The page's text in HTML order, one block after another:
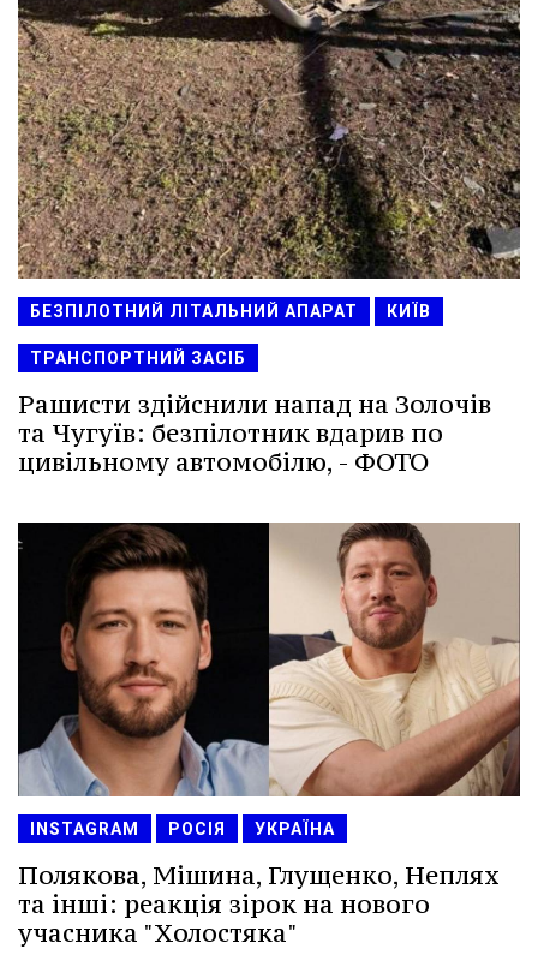
БЕЗПІЛОТНИЙ ЛІТАЛЬНИЙ АПАРАТ КИЇВ
ТРАНСПОРТНИЙ ЗАСІБ
Рашисти здійснили напад на Золочів
та Чугуїв: безпілотник вдарив по
цивільному автомобілю, - ФОТО
INSTAGRAM РОСІЯ УКРАЇНА
Полякова, Мішина, Глущенко, Неплях
та інші: реакція зірок на нового
учасника "Холостяка"